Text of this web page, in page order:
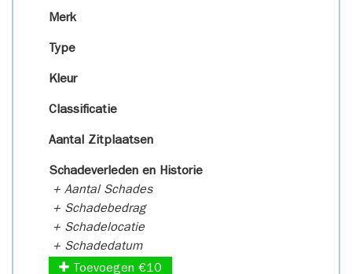
Merk
Type
Kleur
Classificatie
Aantal Zitplaatsen
Schadeverleden en Historie
+ Aantal Schades
+ Schadebedrag
+ Schadelocatie
+ Schadedatum
Toevoegen €10